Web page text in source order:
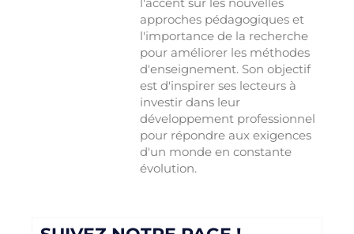
approches pédagogiques et
l'importance de la recherche
pour améliorer les méthodes
d'enseignement. Son objectif
est d'inspirer ses lecteurs à
investir dans leur
développement professionnel
pour répondre aux exigences
d'un monde en constante
évolution.